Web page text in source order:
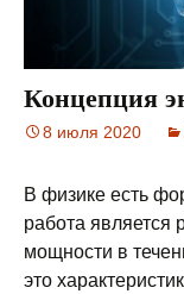
Концепция
8 июля 2020
В физике есть
работа является
мощности в
это